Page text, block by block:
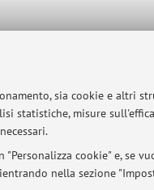
sia cookie e altri
statistiche, misure
cookie" e, se
nella sezione